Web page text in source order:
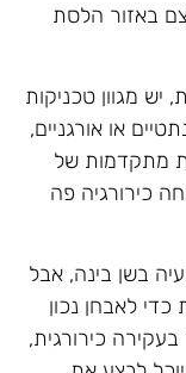
באזור הלסת
מגוון טכניקות
או אורגניים,
מתקדמות של
כירורגיה פה
בשן בינה, אבל
לאבחן נכון
כירורגית,